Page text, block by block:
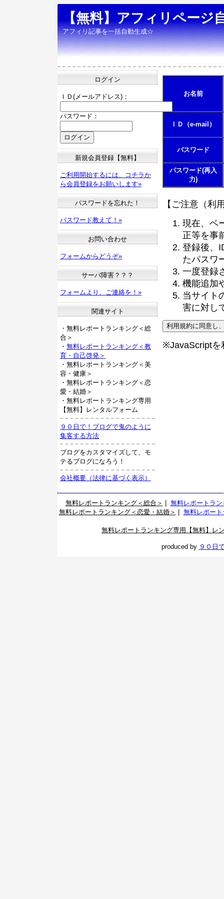
【無料】アフィリページ
アフィリ記事を一括自動生成☆
お名前
ＩＤ（e-mail）
パスワード
パスワード(再入
力)
【ご注意（利
現在、ベ
正等を事
登録後、
たパスワ
一度登録
機能追加
当サイト
害に対し
※JavaScriptを
ログイン
ＩＤ(メールアドレス)：
パスワード：
新規会員登録【無料】
ご利用開始するには、コチラか
ら会員登録をお願いします»
パスワードを忘れた！
パスワード教えて！»
お問い合わせ
フォームからどうぞ»
サーバ障害？？？
フォームより、ご連絡を！»
関連サイト
・無料レポートランキング＜総
合＞
・ 無料レポートランキング＜教
育・自己啓発＞
・無料レポートランキング＜美
容・健康＞
・無料レポートランキング＜恋
愛・結婚＞
・無料レポートランキング専用
【無料】レンタルフォーム
９０日で！ブログで鬼のように
集客する方法
ブログをカスタマイズして、モ
テるブログになろう！
会社概要（法律に基づく表示）
無料レポートランキング＜総合＞
無料レポートラ
無料レポートランキング＜恋愛・結婚＞
無料レポー
無料レポートランキング専用【無料】レ
produced by ９０日